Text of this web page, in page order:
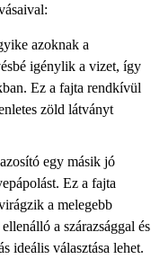
azoknak a
igénylik a vizet, így
Ez a fajta rendkívül
zöld látványt
egy másik jó
Ez a fajta
a melegebb
a szárazsággal és
ideális választása lehet.